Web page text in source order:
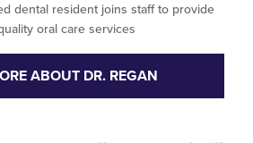
trained dental resident joins staff to
high-quality oral care services
READ MORE ABOUT DR. REGAN